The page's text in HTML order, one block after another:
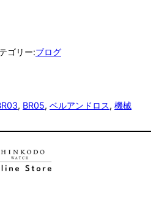
ゴリー:ブログ
, BR05, ベルアンドロス, 機械